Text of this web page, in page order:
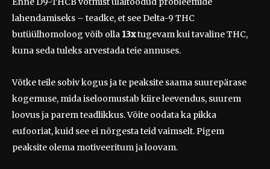
lahendamiseks – teadke, et see Delta-9 THC
butüülhomoloog võib olla 13xtugevam kui tavaline THC,
kuna seda tuleks arvestada teie annuses.
Võtke teile sobiv kogus ja te peaksite saama suurepärase
kogemuse, mida iseloomustab kiire leevendus, suurem
loovus ja parem teadlikkus. Võite oodata ka pikka
eufooriat, kuid see ei nõrgesta teid vaimselt. Pigem
peaksite olema motiveeritum ja loovam.